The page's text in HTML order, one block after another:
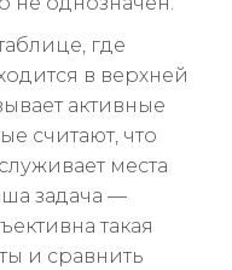
где
в верхней
активные
считают, что
места
задача —
такая
и сравнить